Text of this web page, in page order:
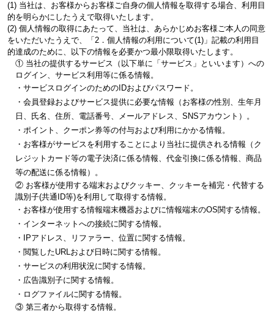
(1) 当社は、お客様からお客様ご自身の個人情報を取得する場合、利用目
的を明らかにしたうえで取得いたします。
(2) 個人情報の取得にあたって、当社は、あらかじめお客様ご本人の同意
をいただいたうえで、「2．個人情報の利用について(1)」記載の利用目
的達成のために、以下の情報を必要かつ最小限取得いたします。
① 当社の提供するサービス（以下単に「サービス」といいます）への
ログイン、サービス利用等に係る情報。
・サービスログインのためのIDおよびパスワード。
・会員登録およびサービス提供に必要な情報（お客様の性別、生年月
日、氏名、住所、電話番号、メールアドレス、SNSアカウント）。
・ポイント、クーポン券等の付与および利用にかかる情報。
・お客様がサービスを利用することにより当社に提供される情報（ク
レジットカード等の電子決済に係る情報、代金引換に係る情報、商品
等の配送に係る情報）。
② お客様が使用する端末およびクッキー、クッキーを補完・代替する
識別子(共通ID等)を利用して取得する情報。
・お客様が使用する情報端末機器およびに情報端末のOS関する情報。
・インターネットへの接続に関する情報。
・IPアドレス、リファラー、位置に関する情報。
・閲覧したURLおよび日時に関する情報。
・サービスの利用状況に関する情報。
・広告識別子に関する情報。
・ログファイルに関する情報。
③ 第三者から取得する情報。